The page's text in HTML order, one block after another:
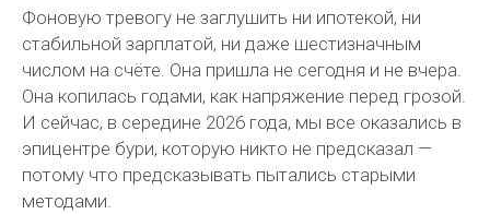
Фоновую тревогу не заглушить ни ипотекой, ни
стабильной зарплатой, ни даже шестизначным
числом на счёте. Она пришла не сегодня и не вчера.
Она копилась годами, как напряжение перед грозой.
И сейчас, в середине 2026 года, мы все оказались в
эпицентре бури, которую никто не предсказал —
потому что предсказывать пытались старыми
методами.